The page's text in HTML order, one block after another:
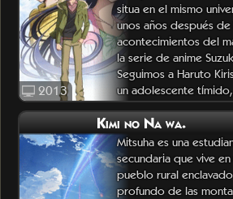
2013
situa en el mismo
unos años después
acontecimientos del
la serie de anime
Seguimos a Haruto
un adolescente
Yuzuk
Kimi no Na wa.
Mitsuha es una
secundaria que vive en
pueblo rural
profundo de las